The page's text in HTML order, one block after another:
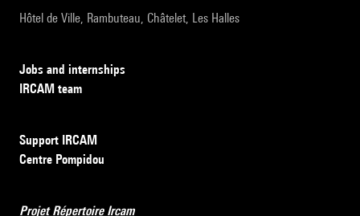
Hôtel de Ville, Rambuteau, Châtelet, Les Halles
Jobs and internships
IRCAM team
Support IRCAM
Centre Pompidou
Projet Répertoire Ircam